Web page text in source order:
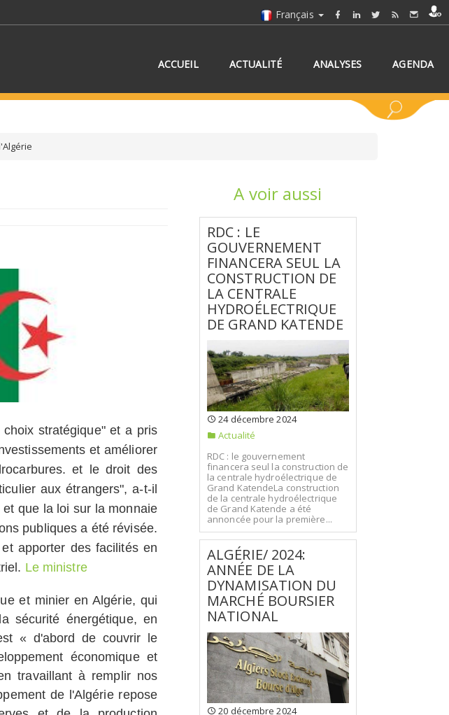
Français
ACCUEIL ACTUALITÉ ANALYSES AGENDA
SÉLECTIONNEZ UN/DES PAYS
stratégique" et a pris
et améliorer
et le droit des
aux étrangers", a-t-il
que la loi sur la monnaie
publiques a été révisée.
apporter des facilités en
Le ministre
et minier en Algérie, qui
sécurité énergétique, en
« d'abord de couvrir le
économique et
travaillant à remplir nos
de l'Algérie repose
A voir aussi
RDC : LE
GOUVERNEMENT
FINANCERA SEUL LA
CONSTRUCTION DE
LA CENTRALE
HYDROÉLECTRIQUE
DE GRAND KATENDE
24 décembre 2024
Actualité
RDC : le gouvernement
financera seul la construction de
la centrale hydroélectrique de
Grand KatendeLa construction
de la centrale hydroélectrique
de Grand Katende a été
annoncée pour la première...
ALGÉRIE/ 2024:
ANNÉE DE LA
DYNAMISATION DU
MARCHÉ BOURSIER
NATIONAL
20 décembre 2024